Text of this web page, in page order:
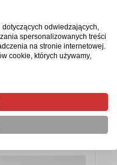
Zobacz produkt
odwiedzających,
spersonalizowanych treści
na stronie internetowej.
cookie, których używamy,